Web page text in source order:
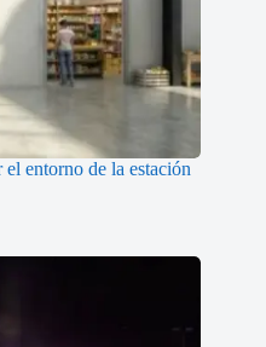
entorno de la estación